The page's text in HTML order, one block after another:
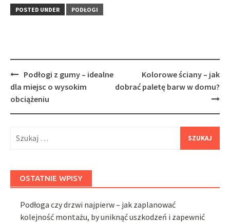
POSTED UNDER PODŁOGI
Post
navigation
Podłogi z gumy – idealne
dla miejsc o wysokim
obciążeniu
Kolorowe ściany – jak
dobrać paletę barw w domu?
OSTATNIE WPISY
Podłoga czy drzwi najpierw – jak zaplanować
kolejność montażu, by uniknąć uszkodzeń i zapewnić